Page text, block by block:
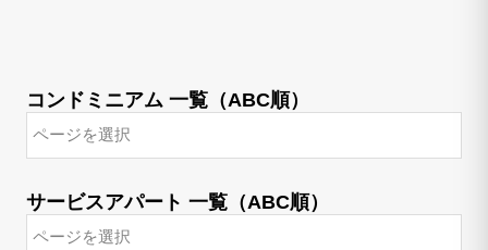
コンドミニアム 一覧（ABC順）
サービスアパート 一覧（ABC順）